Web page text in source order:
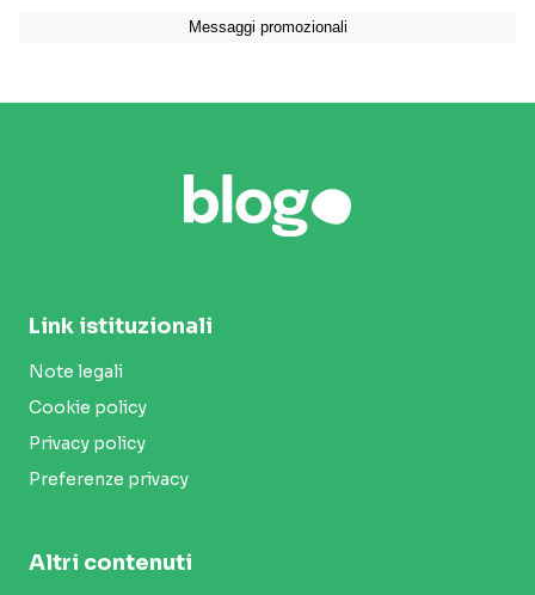
Link istituzionali
Note legali
Cookie policy
Privacy policy
Preferenze privacy
Altri contenuti